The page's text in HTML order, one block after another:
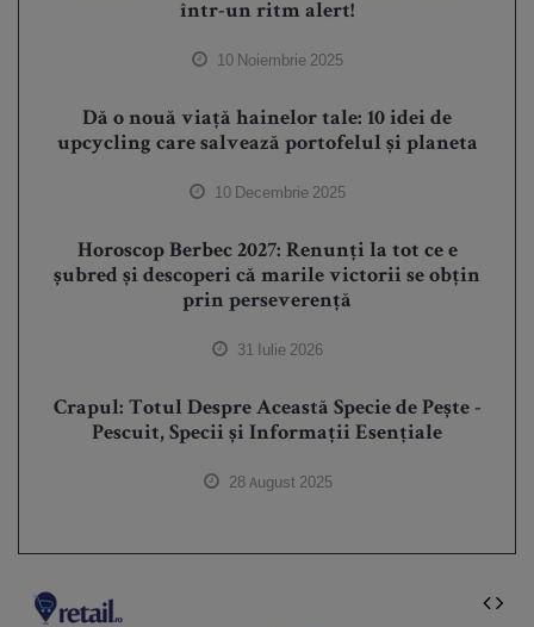
într-un ritm alert!
10 Noiembrie 2025
Dă o nouă viață hainelor tale: 10 idei de
upcycling care salvează portofelul și planeta
10 Decembrie 2025
Horoscop Berbec 2027: Renunți la tot ce e
șubred și descoperi că marile victorii se obțin
prin perseverență
31 Iulie 2026
Crapul: Totul Despre Această Specie de Pește -
Pescuit, Specii și Informații Esențiale
28 August 2025